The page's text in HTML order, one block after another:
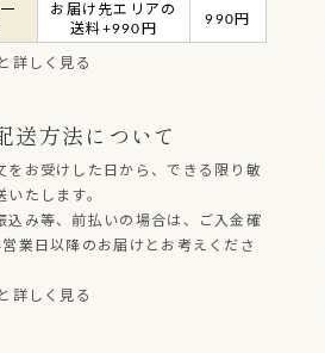
お届け先エリアの
送料+990円
990円
詳しく見る
送方法について
をお受けした日から、できる限り敏
いたします。
込み等、前払いの場合は、ご入金確
業日以降のお届けとお考えくださ
詳しく見る